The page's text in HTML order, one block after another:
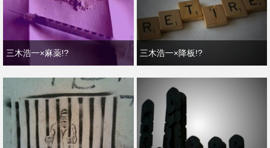
三木浩一×麻薬!? 三木浩一×降板!?